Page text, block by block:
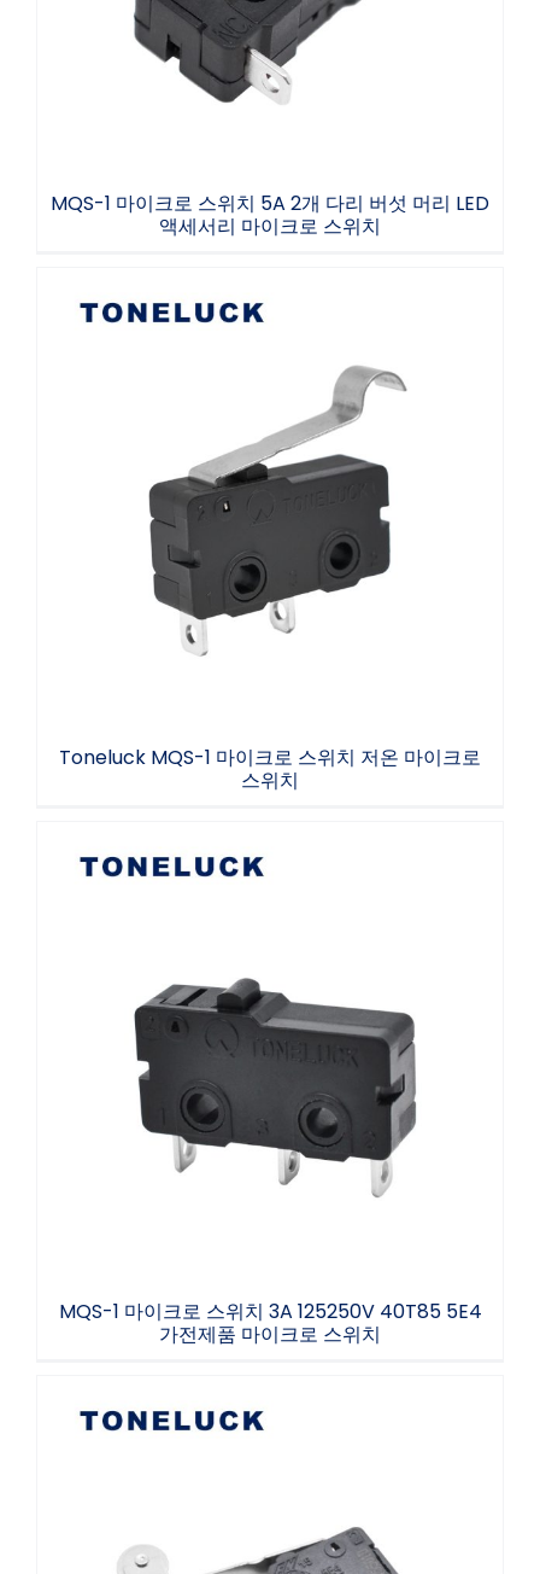
MQS-1 마이크로 스위치 5A 2개 다리 버섯 머리 LED
액세서리 마이크로 스위치
Toneluck MQS-1 마이크로 스위치 저온 마이
Toneluck MQS-1 마이크로 스위치 저온 마이크로
스위치
MQS-1 마이크로 스위치 3A 125250V 40T85
5E4 가전제품 마이크로 스위치
MQS-1 마이크로 스위치 3A 125250V 40T85 5E4
가전제품 마이크로 스위치